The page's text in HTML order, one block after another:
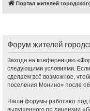
Портал жителей
Форум жителей
Заходя на конференцию
следующими условиями.
сделаем всё возможное,
поселения Монино» после
Наши форумы работают под
выпущенного по лицензии «